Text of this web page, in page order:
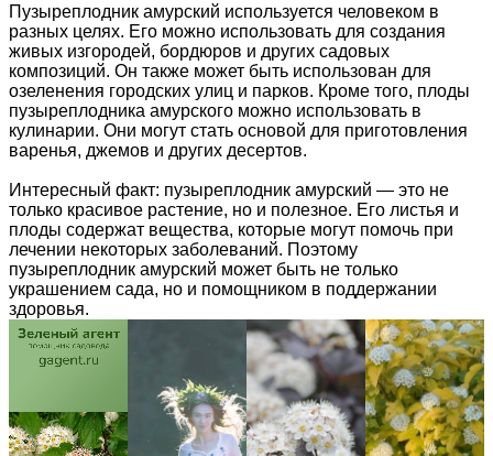
Пузыреплодник амурский используется человеком в
разных целях. Его можно использовать для создания
живых изгородей, бордюров и других садовых
композиций. Он также может быть использован для
озеленения городских улиц и парков. Кроме того, плоды
пузыреплодника амурского можно использовать в
кулинарии. Они могут стать основой для приготовления
варенья, джемов и других десертов.
Интересный факт: пузыреплодник амурский — это не
только красивое растение, но и полезное. Его листья и
плоды содержат вещества, которые могут помочь при
лечении некоторых заболеваний. Поэтому
пузыреплодник амурский может быть не только
украшением сада, но и помощником в поддержании
здоровья.